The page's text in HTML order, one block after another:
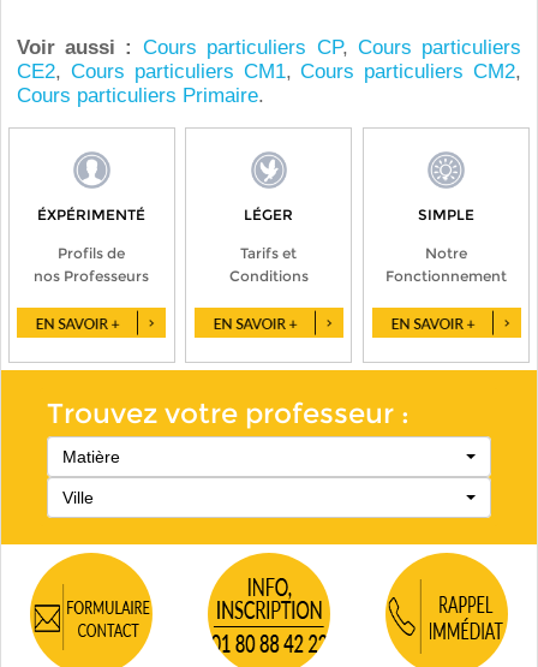
Voir aussi : Cours particuliers CP, Cours particuliers
CE2, Cours particuliers CM1,Cours particuliers CM2,
Cours particuliers Primaire.
ÉXPÉRIMENTÉ
Profils de
nos Professeurs
LÉGER
Tarifs et
Conditions
SIMPLE
Notre
Fonctionnement
Trouvez votre professeur :
Matière
Ville